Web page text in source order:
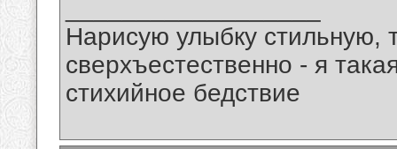
Нарисую улыбку стильную,
сверхъестественно - я
стихийное бедствие